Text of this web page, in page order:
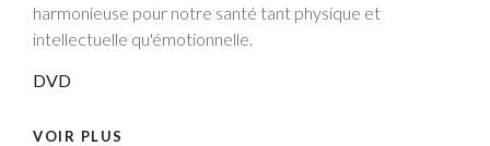
harmonieuse pour notre santé tant physique et
intellectuelle qu'émotionnelle.
DVD
VOIR PLUS